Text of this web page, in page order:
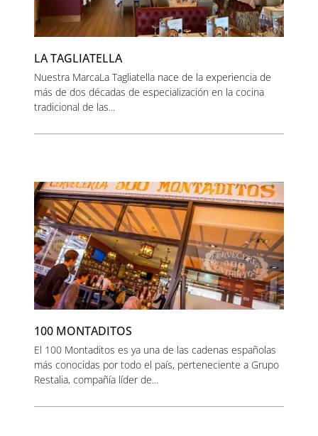
LA TAGLIATELLA
Nuestra MarcaLa Tagliatella nace de la experiencia de
más de dos décadas de especialización en la cocina
tradicional de las...
100 MONTADITOS
El 100 Montaditos es ya una de las cadenas españolas
más conocidas por todo el país, perteneciente a Grupo
Restalia, compañía líder de...